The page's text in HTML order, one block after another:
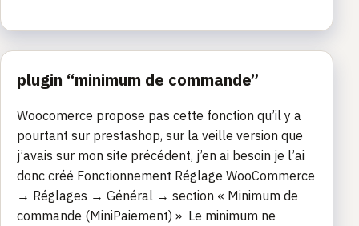
plugin “minimum de commande”
Woocomerce propose pas cette fonction qu’il y a
pourtant sur prestashop, sur la veille version que
j’avais sur mon site précédent, j’en ai besoin je l’ai
donc créé Fonctionnement Réglage WooCommerce
→ Réglages → Général → section « Minimum de
commande (MiniPaiement) » Le minimum ne